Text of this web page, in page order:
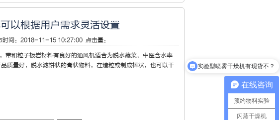
以根据用户需求灵活设置
时间：2018-11-15 10:27:00 点击量：
带和粒子板岩材料有良好的通风机适合为脱水蔬菜、中医含水率
质量好，脱水滤饼状的膏状物料，在造粒或制成棒状，也可以干
在线咨询
预约物料实验
闪蒸干燥机
实验型喷雾干燥机有现货不？